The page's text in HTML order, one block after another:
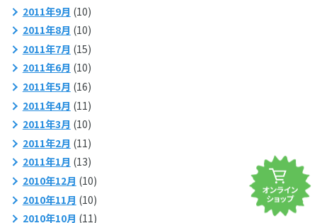
2011年9月 (10)
2011年8月 (10)
2011年7月 (15)
2011年6月 (10)
2011年5月 (16)
2011年4月 (11)
2011年3月 (10)
2011年2月 (11)
2011年1月 (13)
2010年12月 (10)
2010年11月 (10)
2010年10月 (11)